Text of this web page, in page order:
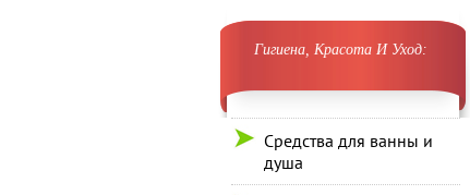
Гигиена, Красота И Уход:
Средства для ванны и
душа